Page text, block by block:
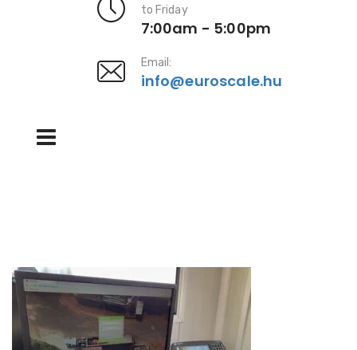
to Friday
7:00am - 5:00pm
Email:
info@euroscale.hu